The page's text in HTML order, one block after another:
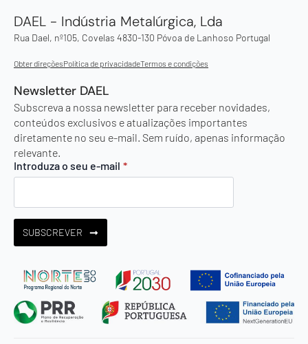
DAEL - Indústria Metalúrgica, Lda
Rua Dael, nº105, Covelas 4830-130 Póvoa de Lanhoso Portugal
Obter direçõesPolítica de privacidadeTermos e condições
Newsletter DAEL
Subscreva a nossa newsletter para receber novidades,
conteúdos exclusivos e atualizações importantes
diretamente no seu e-mail. Sem ruído, apenas informação
relevante.
Introduza o seu e-mail *
SUBSCREVER